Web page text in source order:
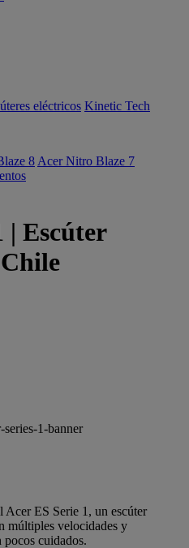
eléctricos Kinetic Tech
8 Acer Nitro Blaze 7
| Escúter
ES Serie 1, un escúter
múltiples velocidades y
pocos cuidados.